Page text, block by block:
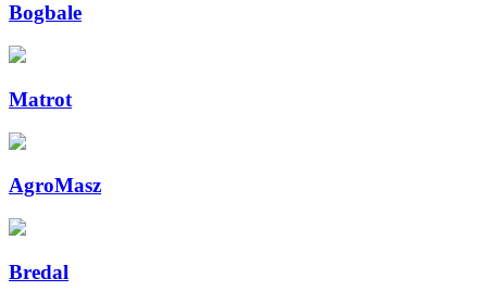
Bogbale
Matrot
AgroMasz
Bredal